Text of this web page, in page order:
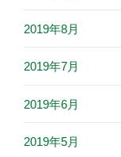
2019年8月
2019年7月
2019年6月
2019年5月